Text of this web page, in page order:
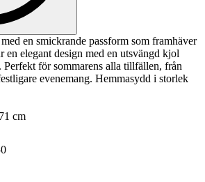
en smickrande passform som framhäver
elegant design med en utsvängd kjol
Perfekt för sommarens alla tillfällen, från
evenemang. Hemmasydd i storlek
cm